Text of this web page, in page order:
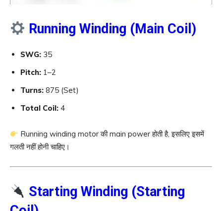
Running Winding (Main Coil)
SWG: 35
Pitch: 1–2
Turns: 875 (Set)
Total Coil: 4
Running winding motor की main power होती है, इसलिए इसमें
गलती नहीं होनी चाहिए।
Starting Winding (Starting